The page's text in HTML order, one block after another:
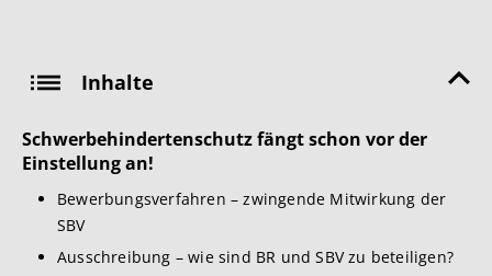
Inhalte
Schwerbehindertenschutz fängt schon vor der
Einstellung an!
Bewerbungsverfahren – zwingende Mitwirkung der
SBV
Ausschreibung – wie sind BR und SBV zu beteiligen?